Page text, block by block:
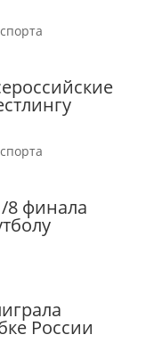
8 финала
России